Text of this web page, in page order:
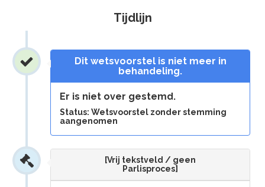
Tijdlijn
Dit wetsvoorstel is niet meer in
behandeling.
Er is niet over gestemd.
Status: Wetsvoorstel zonder stemming
aangenomen
[Vrij tekstveld / geen
Parlisproces]